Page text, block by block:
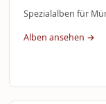
Spezialalben für
Alben ansehen →